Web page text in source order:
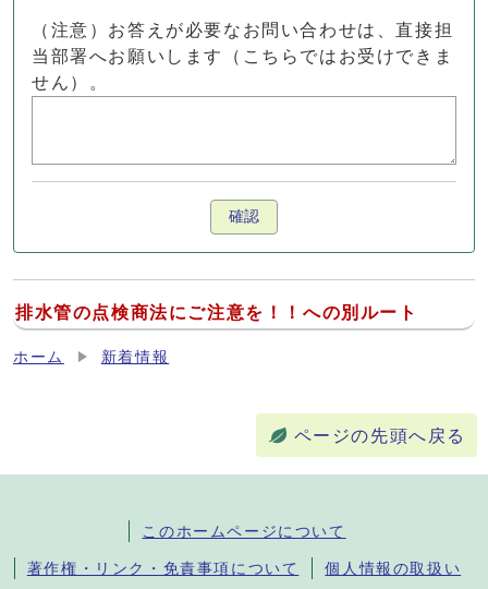
（注意）お答えが必要なお問い合わせは、直接担
当部署へお願いします（こちらではお受けできま
せん）。
確認
排水管の点検商法にご注意を！！への別ルート
ホーム 新着情報
ページの先頭へ戻る
このホームページについて
著作権・リンク・免責事項について 個人情報の取扱い